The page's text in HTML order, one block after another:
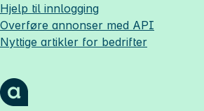
Hjelp til innlogging
Overføre annonser med API
Nyttige artikler for bedrifter